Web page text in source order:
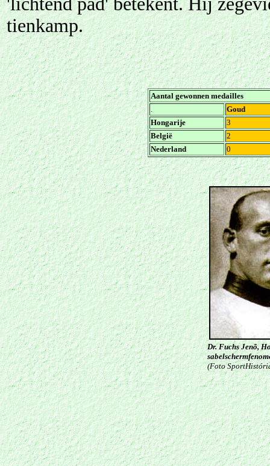
tienkamp.
Aantal gewonnen medailles
.
Goud
Hongarije
3
België
2
Nederland
0
Dr. Fuchs Jenõ,
(Foto